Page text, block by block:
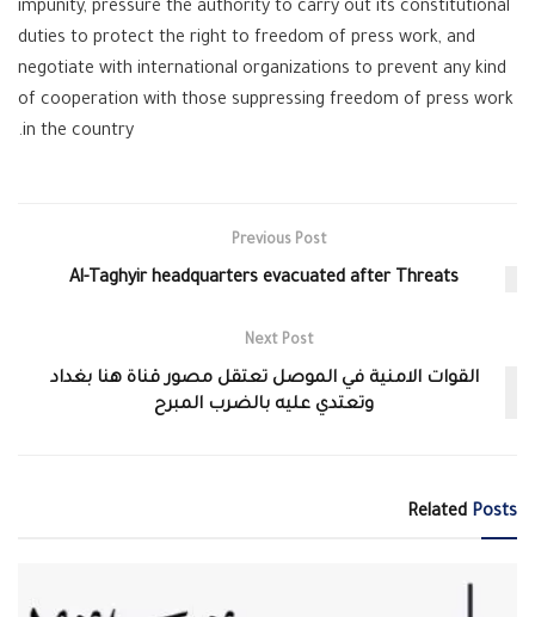
impunity, pressure the authority to carry out its constitutional
duties to protect the right to freedom of press work, and
negotiate with international organizations to prevent any kind
of cooperation with those suppressing freedom of press work
in the country.
Previous Post
Al-Taghyir headquarters evacuated after Threats
Next Post
القوات الامنية في الموصل تعتقل مصور قناة هنا بغداد
وتعتدي عليه بالضرب المبرح
Related Posts